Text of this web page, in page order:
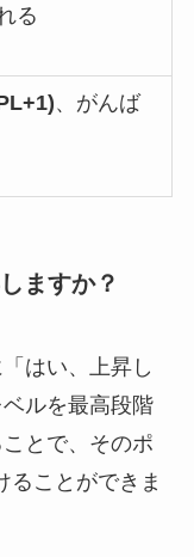
る
、がんば
ますか？
はい、上昇し
ルを最高段階
とで、そのポ
ることができま